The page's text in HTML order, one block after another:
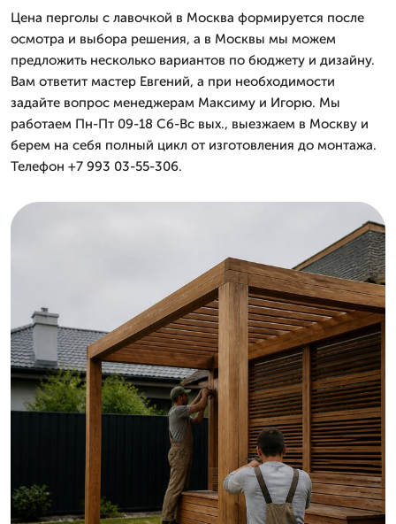
Цена перголы с лавочкой в Москва формируется после
осмотра и выбора решения, а в Москвы мы можем
предложить несколько вариантов по бюджету и дизайну.
Вам ответит мастер Евгений, а при необходимости
задайте вопрос менеджерам Максиму и Игорю. Мы
работаем Пн-Пт 09-18 Сб-Вс вых., выезжаем в Москву и
берем на себя полный цикл от изготовления до монтажа.
Телефон +7 993 03-55-306.